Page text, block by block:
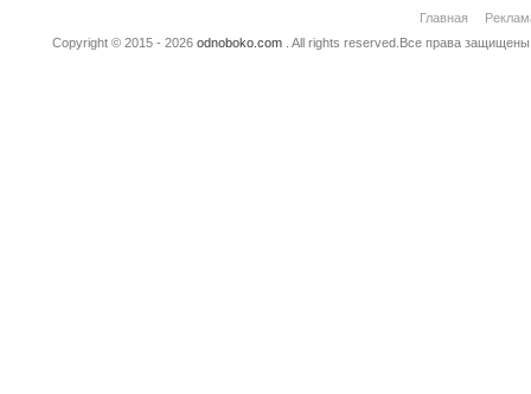
Главная
Copyright © 2015 - 2026 odnoboko.com. All rights reserved.Все права защищены.